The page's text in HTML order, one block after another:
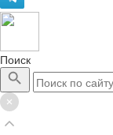
Поиск